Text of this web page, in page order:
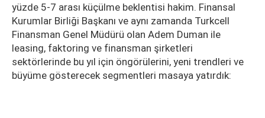
yüzde 5-7 arası küçülme beklentisi hakim. Finansal
Kurumlar Birliği Başkanı ve aynı zamanda Turkcell
Finansman Genel Müdürü olan Adem Duman ile
leasing, faktoring ve finansman şirketleri
sektörlerinde bu yıl için öngörülerini, yeni trendleri ve
büyüme gösterecek segmentleri masaya yatırdık: